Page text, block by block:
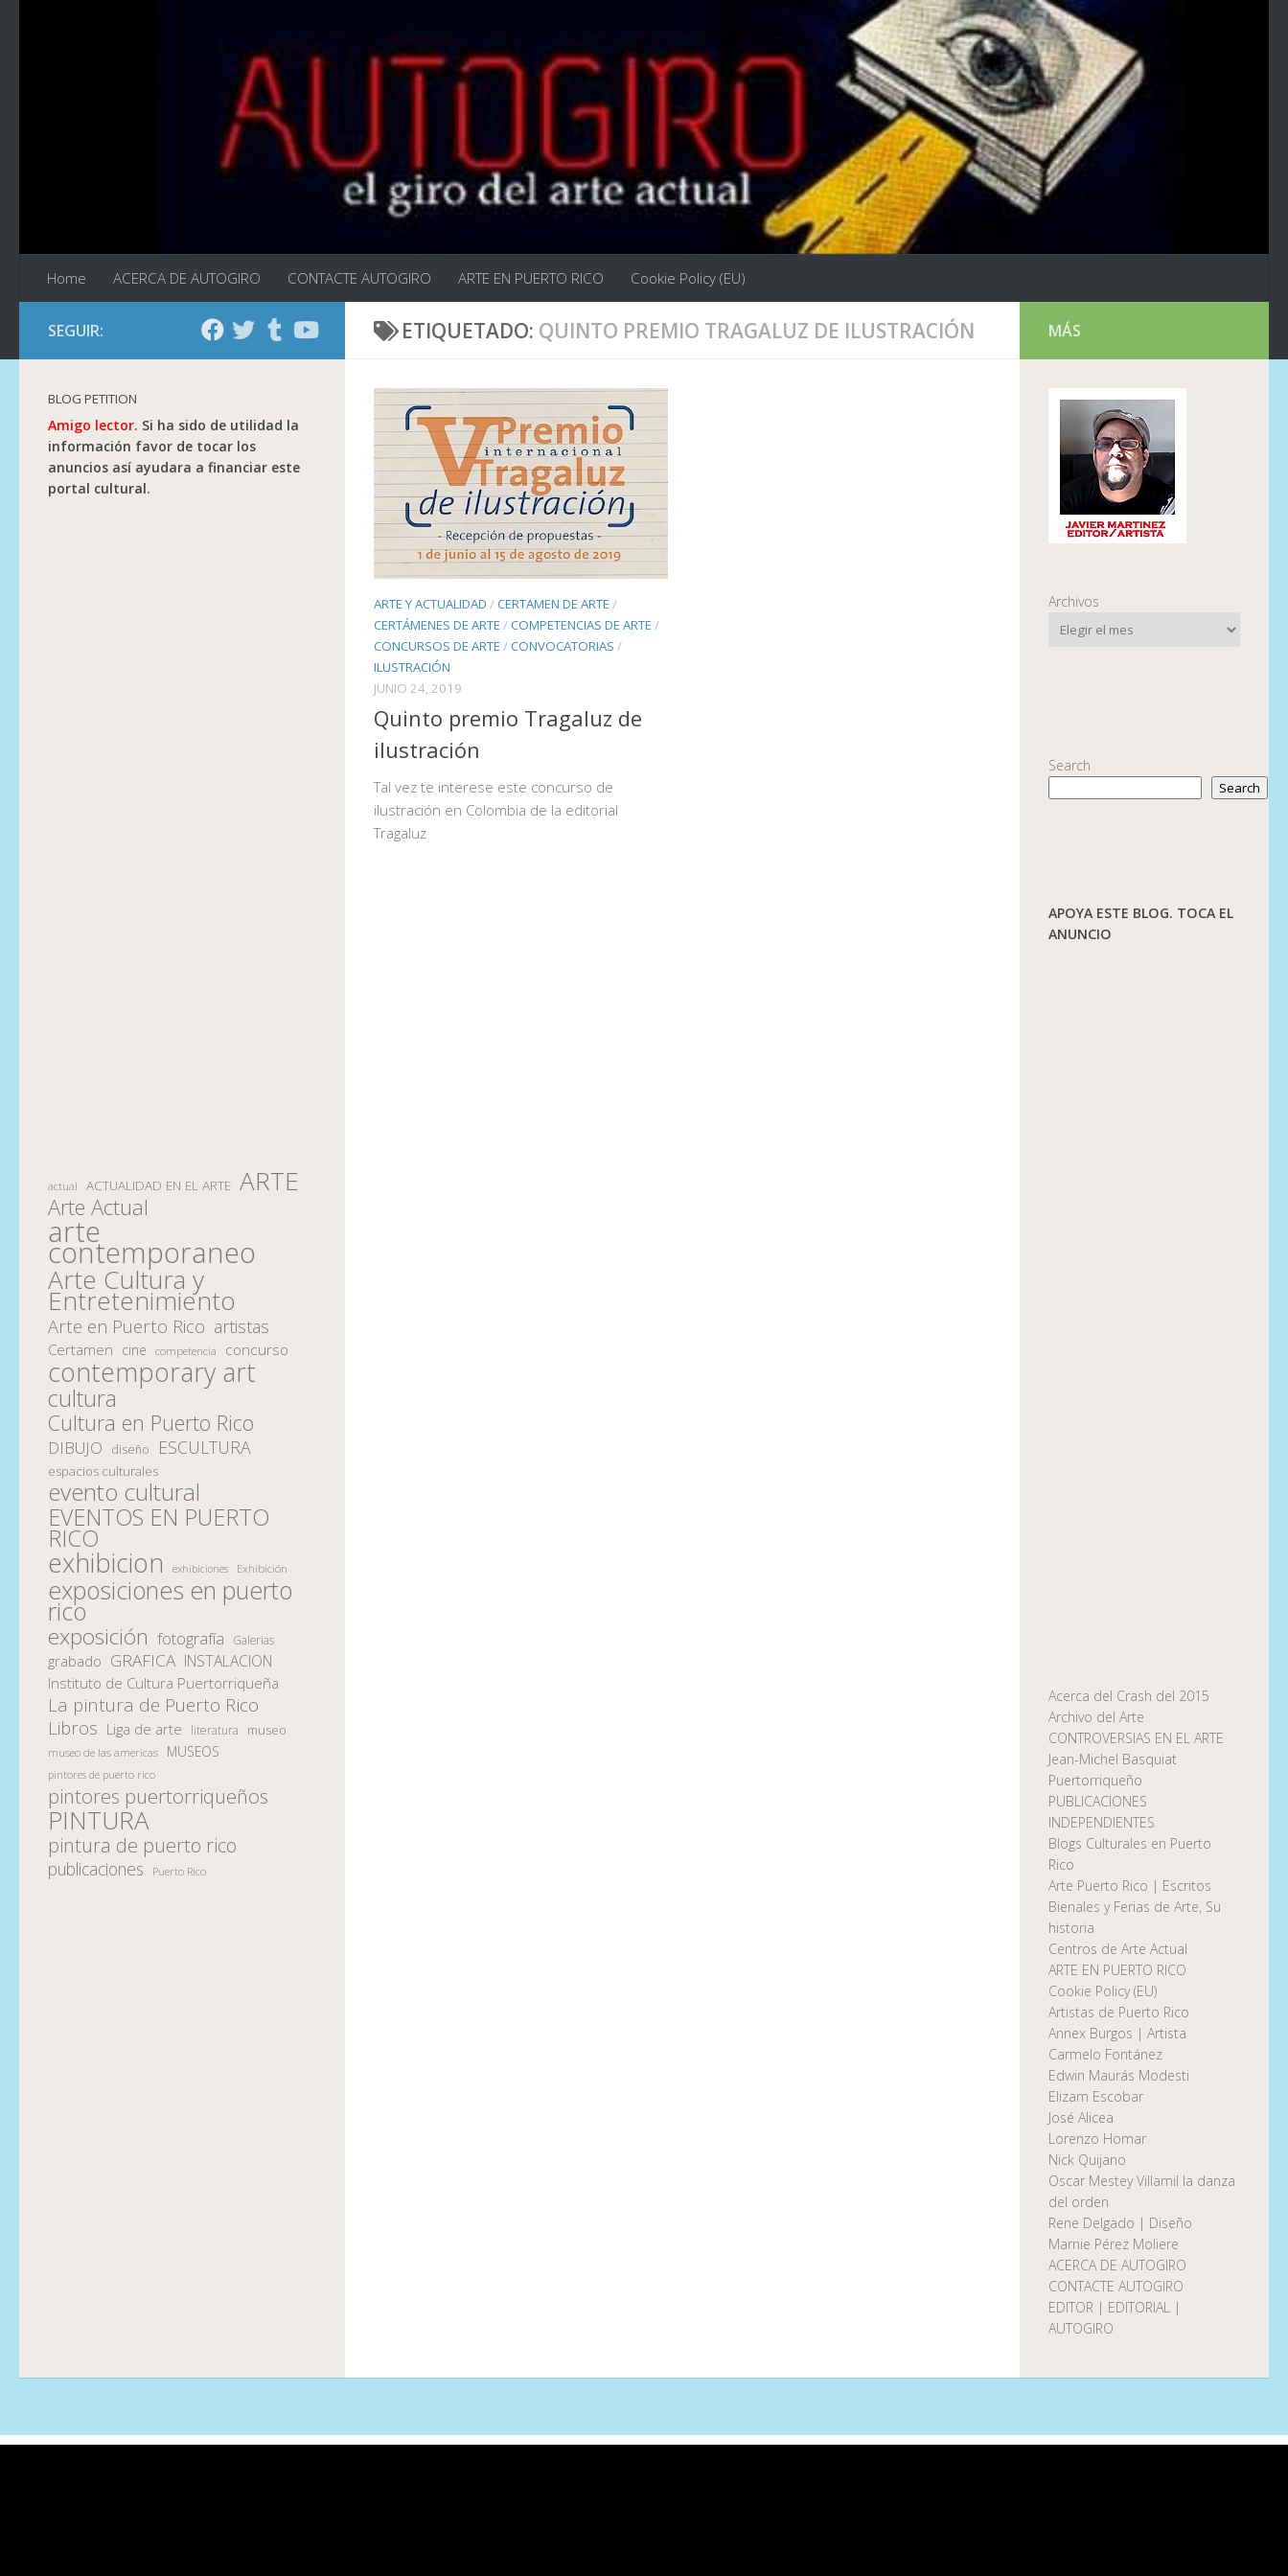
Home ACERCA DE AUTOGIRO CONTACTE AUTOGIRO ARTE EN PUERTO RICO Cookie Policy (EU)
ETIQUETADO: QUINTO PREMIO TRAGALUZ DE ILUSTRACIÓN
ARTE Y ACTUALIDAD /CERTAMEN DE ARTE /
CERTÁMENES DE ARTE /COMPETENCIAS DE ARTE /
CONCURSOS DE ARTE /CONVOCATORIAS /
ILUSTRACIÓN
JUNIO 24, 2019
Quinto premio Tragaluz de
ilustración
Tal vez te interese este concurso de
ilustración en Colombia de la editorial
Tragaluz
SEGUIR:
BLOG PETITION
Amigo lector. Si ha sido de utilidad la
información favor de tocar los
anuncios así ayudara a financiar este
portal cultural.
actual ACTUALIDAD EN EL ARTE ARTE
Arte Actual
arte
contemporaneo
Arte Cultura y
Entretenimiento
Arte en Puerto Rico artistas
Certamen cine competencia concurso
contemporary art
cultura
Cultura en Puerto Rico
DIBUJO diseño ESCULTURA
espacios culturales
evento cultural
EVENTOS EN PUERTO
RICO
exhibicion exhibiciones Exhibición
exposiciones en puerto
rico
exposición fotografía Galerias
grabado GRAFICA INSTALACION
Instituto de Cultura Puertorriqueña
La pintura de Puerto Rico
Libros Liga de arte literatura museo
museo de las americas MUSEOS
pintores de puerto rico
pintores puertorriqueños
PINTURA
pintura de puerto rico
publicaciones Puerto Rico
MÁS
Archivos
Search
Search
APOYA ESTE BLOG. TOCA EL
ANUNCIO
Acerca del Crash del 2015
Archivo del Arte
CONTROVERSIAS EN EL ARTE
Jean-Michel Basquiat
Puertorriqueño
PUBLICACIONES
INDEPENDIENTES
Blogs Culturales en Puerto
Rico
Arte Puerto Rico | Escritos
Bienales y Ferias de Arte, Su
historia
Centros de Arte Actual
ARTE EN PUERTO RICO
Cookie Policy (EU)
Artistas de Puerto Rico
Annex Burgos | Artista
Carmelo Fontánez
Edwin Maurás Modesti
Elizam Escobar
José Alicea
Lorenzo Homar
Nick Quijano
Oscar Mestey Villamil la danza
del orden
Rene Delgado | Diseño
Marnie Pérez Moliere
ACERCA DE AUTOGIRO
CONTACTE AUTOGIRO
EDITOR | EDITORIAL |
AUTOGIRO